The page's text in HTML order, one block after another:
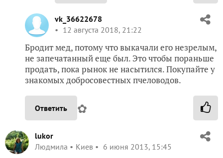
vk_36622678
12 августа 2018, 21:22
Бродит мед, потому что выкачали его незрелым,
не запечатанный еще был. Это чтобы пораньше
продать, пока рынок не насытился. Покупайте у
знакомых добросовестных пчеловодов.
Ответить ✿
lukor
Людмила
Киев 6 июня 2013, 15:45